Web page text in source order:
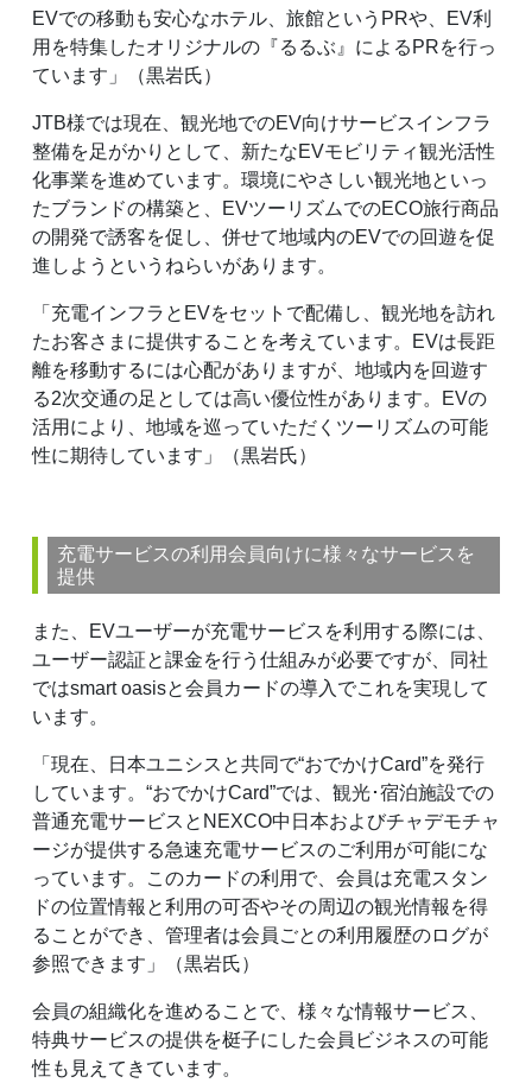
EVでの移動も安心なホテル、旅館というPRや、EV利
用を特集したオリジナルの『るるぶ』によるPRを行っ
ています」（黒岩氏）
JTB様では現在、観光地でのEV向けサービスインフラ
整備を足がかりとして、新たなEVモビリティ観光活性
化事業を進めています。環境にやさしい観光地といっ
たブランドの構築と、EVツーリズムでのECO旅行商品
の開発で誘客を促し、併せて地域内のEVでの回遊を促
進しようというねらいがあります。
「充電インフラとEVをセットで配備し、観光地を訪れ
たお客さまに提供することを考えています。EVは長距
離を移動するには心配がありますが、地域内を回遊す
る2次交通の足としては高い優位性があります。EVの
活用により、地域を巡っていただくツーリズムの可能
性に期待しています」（黒岩氏）
充電サービスの利用会員向けに様々なサービスを
提供
また、EVユーザーが充電サービスを利用する際には、
ユーザー認証と課金を行う仕組みが必要ですが、同社
ではsmart oasisと会員カードの導入でこれを実現して
います。
「現在、日本ユニシスと共同で“おでかけCard”を発行
しています。“おでかけCard”では、観光･宿泊施設での
普通充電サービスとNEXCO中日本およびチャデモチャ
ージが提供する急速充電サービスのご利用が可能にな
っています。このカードの利用で、会員は充電スタン
ドの位置情報と利用の可否やその周辺の観光情報を得
ることができ、管理者は会員ごとの利用履歴のログが
参照できます」（黒岩氏）
会員の組織化を進めることで、様々な情報サービス、
特典サービスの提供を梃子にした会員ビジネスの可能
性も見えてきています。